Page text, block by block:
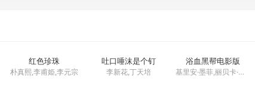
红色珍珠
朴真熙,李甫姫,李元宗
吐口唾沫是个钉
李新花,丁天培
浴血黑帮电影版
基里安·墨菲,丽贝卡·弗格森